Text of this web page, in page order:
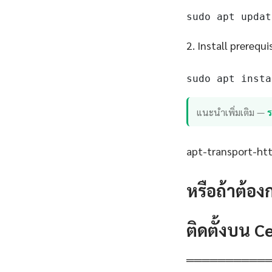
sudo apt
2. Install
sudo apt
แนะนำเพิ่มเติม —
apt-transport-
หรือถ้าต้อง
ติดตั้งบน